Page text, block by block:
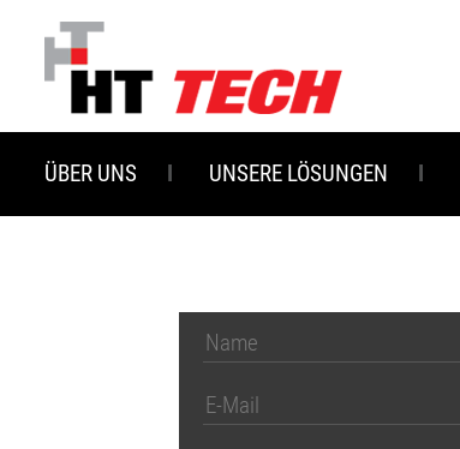
Hauptinhalt
springen
ÜBER UNS UNSERE LÖSUNGEN